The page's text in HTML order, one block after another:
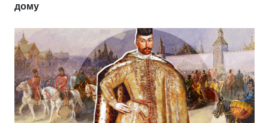
дому